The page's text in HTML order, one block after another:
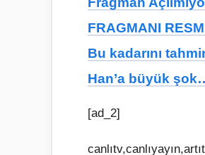
FRAGMANI
Bu kadarını
Han’a büyük
[ad_2]